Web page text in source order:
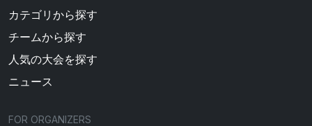
カテゴリから探す
チームから探す
人気の大会を探す
ニュース
FOR ORGANIZERS